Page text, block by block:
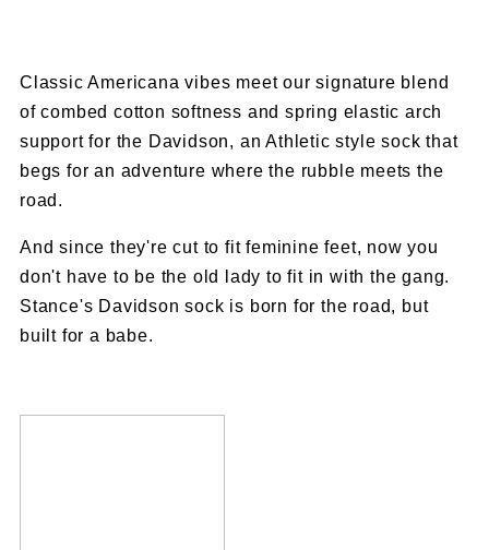
Classic Americana vibes meet our signature blend
of combed cotton softness and spring elastic arch
support for the Davidson, an Athletic style sock that
begs for an adventure where the rubble meets the
road.
And since they're cut to fit feminine feet, now you
don't have to be the old lady to fit in with the gang.
Stance's Davidson sock is born for the road, but
built for a babe.